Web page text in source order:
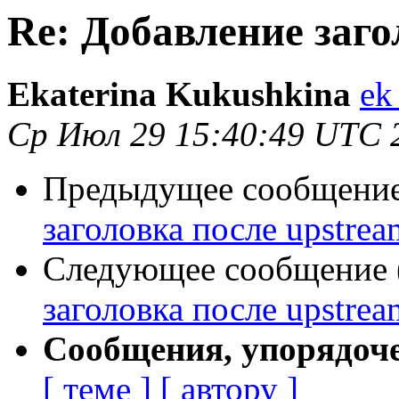
Re: Добавление
Ekaterina Kukushkina
Ср Июл 29 15:40:49 UTC
Предыдущее
заголовка после
Следующее сообщение
заголовка после
Сообщения,
[ теме ] [ автору ]